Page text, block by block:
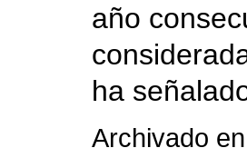
año
ha
Archivado